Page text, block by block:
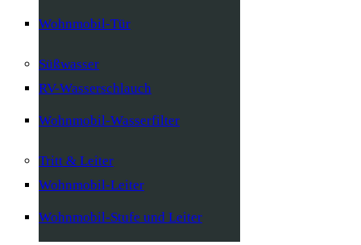
Wohnmobil-Tür
Süßwasser
RV-Wasserschlauch
Wohnmobil-Wasserfilter
Tritt & Leiter
Wohnmobil-Leiter
Wohnmobil-Stufe und Leiter